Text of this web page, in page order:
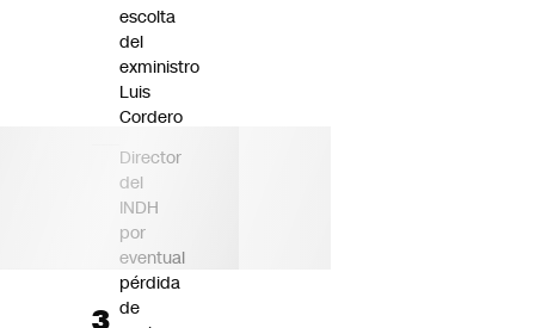
escolta
del
exministro
Luis
Cordero
Director
del
INDH
por
eventual
pérdida
de